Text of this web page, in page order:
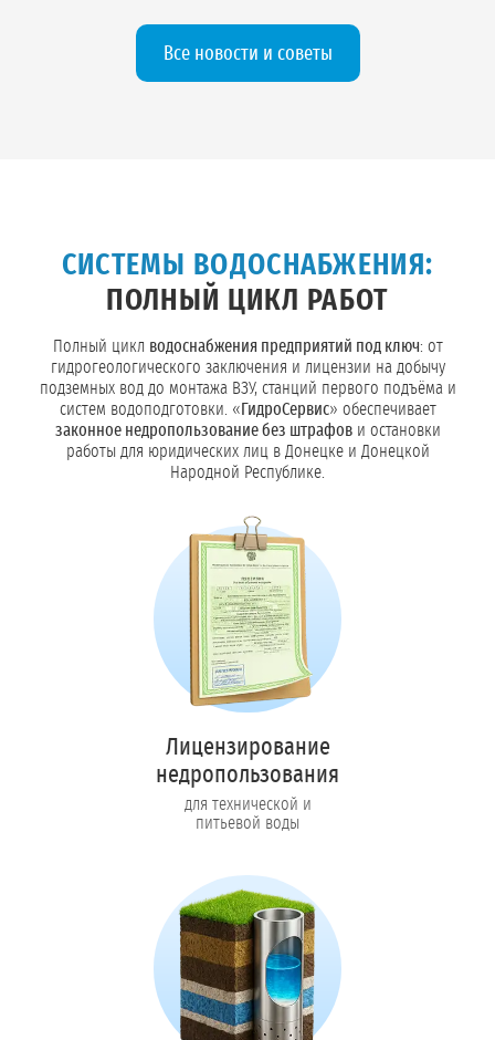
Все новости и советы
СИСТЕМЫ ВОДОСНАБЖЕНИЯ:
ПОЛНЫЙ ЦИКЛ РАБОТ
Полный цикл водоснабжения предприятий под ключ: от
гидрогеологического заключения и лицензии на добычу
подземных вод до монтажа ВЗУ, станций первого подъёма и
систем водоподготовки. «ГидроСервис» обеспечивает
законное недропользование без штрафови остановки
работы для юридических лиц в Донецке и Донецкой
Народной Республике.
Лицензирование
недропользования
для технической и
питьевой воды